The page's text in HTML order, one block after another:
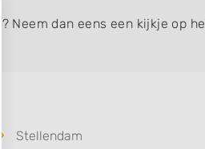
? Neem dan eens een kijkje op
Stellendam